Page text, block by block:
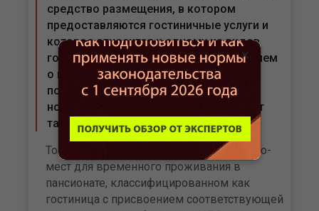
средство размещения, в котором
предоставляются гостиничные услуги и
которое относится к одному из видов
гостиниц, предусмотренных положением
о классификации гостиниц (утв.
постановлением Правительства от 18
ноября 2020 г. № 1860). В нем упомянут
такой вид гостиниц, как пансионат.
То есть услуги по предоставлению койко-
мест для временного проживания в
пансионате, классифицированном как
гостиница с присвоением соответствующей
×